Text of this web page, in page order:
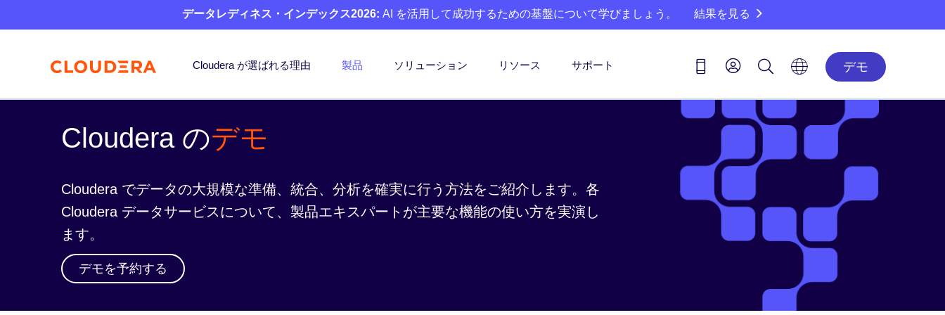
データレディネス・インデックス2026: AI を活用して成功するための基盤について学びましょう。 結果を見る
Cloudera が選ばれる理由 製品 ソリューション リソース サポート デモ
Cloudera のデモ
Cloudera でデータの大規模な準備、統合、分析を確実に行う方法をご紹介します。各
Cloudera データサービスについて、製品エキスパートが主要な機能の使い方を実演し
ます。
デモを予約する